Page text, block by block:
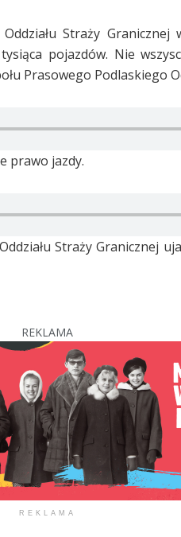
Straży
pojazdów. Nie
Prasowego Podlaskiego
prawo jazdy.
Straży Granicznej
REKLAMA
REKLAMA